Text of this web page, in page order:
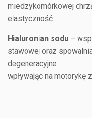
miedzykomórkowej
elastyczność.
Hialuronian sodu –
stawowej oraz
degeneracyjne
wpływając na motorykę